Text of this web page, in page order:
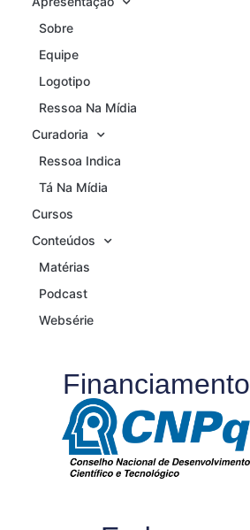
Sobre
Equipe
Logotipo
Ressoa Na Mídia
Curadoria
Ressoa Indica
Tá Na Mídia
Cursos
Conteúdos
Matérias
Podcast
Websérie
Financiamento